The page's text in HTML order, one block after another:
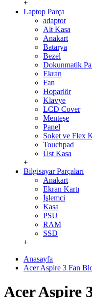
+
Laptop Parça
adaptor
Alt Kasa
Anakart
Batarya
Bezel
Dokunmatik
Ekran
Fan
Hoparlör
Klavye
LCD Cover
Menteşe
Panel
Soket ve Flex
Touchpad
Üst Kasa
+
Bilgisayar Parçaları
Anakart
Ekran Kartı
İşlemci
Kasa
PSU
RAM
SSD
+
Anasayfa
Acer Aspire 3 Fan
Acer Aspire